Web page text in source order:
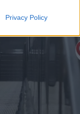
Privacy Policy